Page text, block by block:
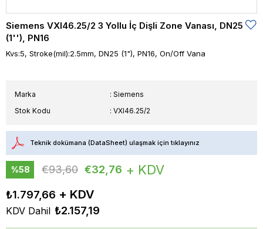
Siemens VXI46.25/2 3 Yollu İç Dişli Zone Vanası, DN25
(1''), PN16
Kvs:5, Stroke(mil):2.5mm, DN25 (1"), PN16, On/Off Vana
Marka : Siemens
Stok Kodu
VXI46.25/2
Teknik dokümana (DataSheet) ulaşmak için tıklayınız
%58
€93,60 €32,76 + KDV
₺1.797,66
KDV Dahil ₺2.157,19